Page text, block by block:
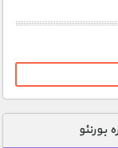
بورنئو